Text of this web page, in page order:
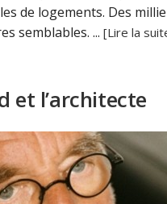
de logements. Des
semblables. ...[Lire la
et l’architecte